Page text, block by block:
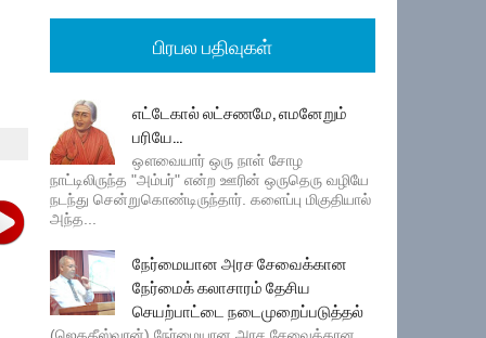
பிரபல பதிவுகள்
எட்டேகால் லட்சணமே, எமனேறும்
பரியே...
ஔவையார் ஒரு நாள் சோழ
நாட்டிலிருந்த "அம்பர்" என்ற ஊரின் ஒருதெரு வழியே
நடந்து சென்றுகொண்டிருந்தார். களைப்பு மிகுதியால்
அந்த...
நேர்மையான அரச சேவைக்கான
நேர்மைக் கலாசாரம் தேசிய
செயற்பாட்டை நடைமுறைப்படுத்தல்
(ஜெகதீஸ்வரன்) நேர்மையான அரச சேவைக்கான